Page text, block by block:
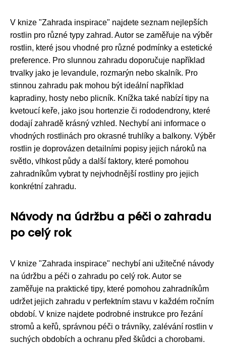
V knize "Zahrada inspirace" najdete seznam nejlepších
rostlin pro různé typy zahrad. Autor se zaměřuje na výběr
rostlin, které jsou vhodné pro různé podmínky a estetické
preference. Pro slunnou zahradu doporučuje například
trvalky jako je levandule, rozmarýn nebo skalník. Pro
stinnou zahradu pak mohou být ideální například
kapradiny, hosty nebo plicník. Knížka také nabízí tipy na
kvetoucí keře, jako jsou hortenzie či rododendrony, které
dodají zahradě krásný vzhled. Nechybí ani informace o
vhodných rostlinách pro okrasné truhlíky a balkony. Výběr
rostlin je doprovázen detailními popisy jejich nároků na
světlo, vlhkost půdy a další faktory, které pomohou
zahradníkům vybrat ty nejvhodnější rostliny pro jejich
konkrétní zahradu.
Návody na údržbu a péči o zahradu
po celý rok
V knize "Zahrada inspirace" nechybí ani užitečné návody
na údržbu a péči o zahradu po celý rok. Autor se
zaměřuje na praktické tipy, které pomohou zahradníkům
udržet jejich zahradu v perfektním stavu v každém ročním
období. V knize najdete podrobné instrukce pro řezání
stromů a keřů, správnou péči o trávníky, zalévání rostlin v
suchých obdobích a ochranu před škůdci a chorobami.